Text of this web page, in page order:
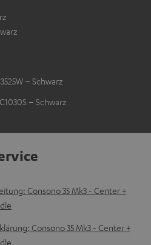
– Schwarz
– Schwarz
Consono 35 Mk3 - Center +
Consono 35 Mk3 - Center +